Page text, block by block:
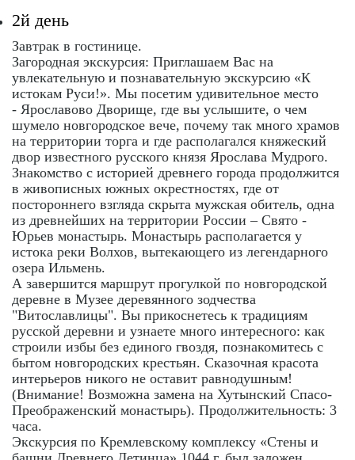
2й день
Завтрак в гостинице.
Загородная экскурсия: Приглашаем Вас на
увлекательную и познавательную экскурсию «К
истокам Руси!». Мы посетим удивительное место
- Ярославово Дворище, где вы услышите, о чем
шумело новгородское вече, почему так много храмов
на территории торга и где располагался княжеский
двор известного русского князя Ярослава Мудрого.
Знакомство с историей древнего города продолжится
в живописных южных окрестностях, где от
постороннего взгляда скрыта мужская обитель, одна
из древнейших на территории России – Свято -
Юрьев монастырь. Монастырь располагается у
истока реки Волхов, вытекающего из легендарного
озера Ильмень.
А завершится маршрут прогулкой по новгородской
деревне в Музее деревянного зодчества
"Витославлицы". Вы прикоснетесь к традициям
русской деревни и узнаете много интересного: как
строили избы без единого гвоздя, познакомитесь с
бытом новгородских крестьян. Сказочная красота
интерьеров никого не оставит равнодушным!
(Внимание! Возможна замена на Хутынский Спасо-
Преображенский монастырь). Продолжительность: 3
часа.
Экскурсия по Кремлевскому комплексу «Стены и